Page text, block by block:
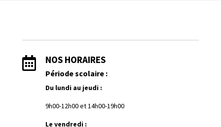
 NOS HORAIRES
Période scolaire :
Du lundi au jeudi :
9h00-12h00 et14h00-19h00
Le vendredi :